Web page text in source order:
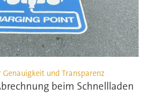
und Transparenz
beim Schnellladen